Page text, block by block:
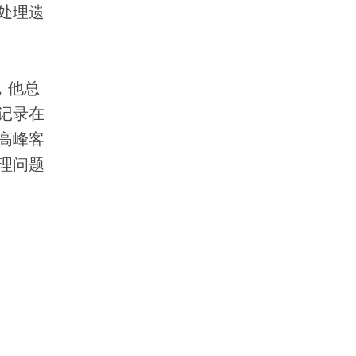
理遗
他总
录在
峰客
问题